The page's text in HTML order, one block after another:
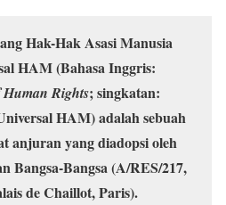
Hak-Hak Asasi Manusia
HAM (Bahasa Inggris:
Rights; singkatan:
HAM) adalah sebuah
anjuran yang diadopsi oleh
Bangsa-Bangsa (A/RES/217,
de Chaillot, Paris).